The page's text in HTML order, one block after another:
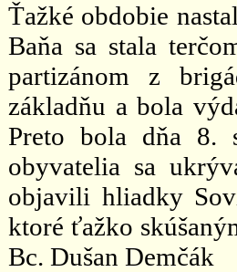
Ťažké obdobie
Baňa sa stala
partizánom z
základňu a bola
Preto bola dňa 8.
obyvatelia sa
objavili hliadky
ktoré ťažko
Bc. Dušan Demčák